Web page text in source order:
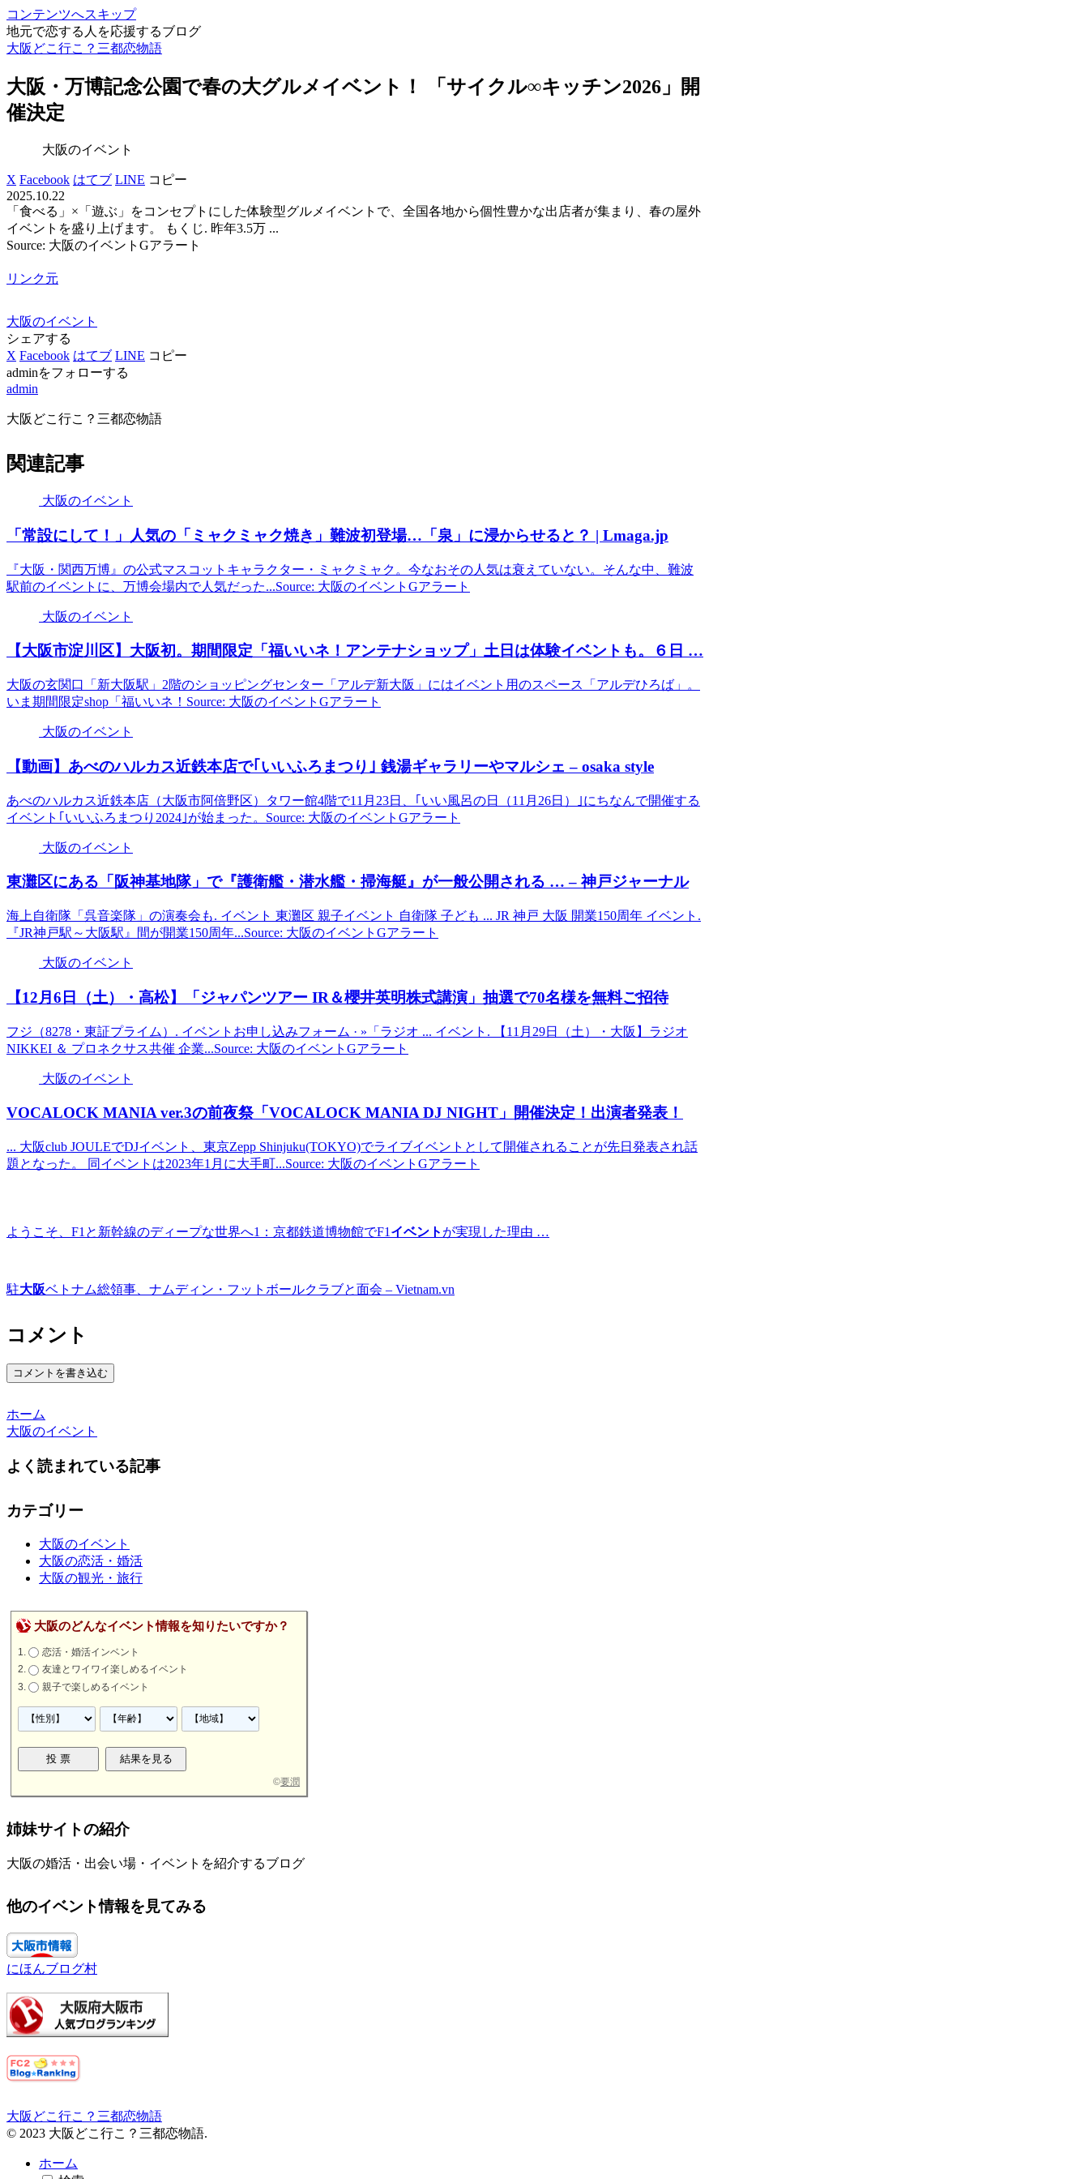
コンテンツへスキップ
地元で恋する人を応援するブログ
大阪どこ行こ？三都恋物語
大阪 ・万博記念公園で春の大グルメイベント ！ 「サイクル∞キッチン2026」開
催決定
大阪のイベント
X Facebook はてブ LINE コピー
2025.10.22
「食べる」×「遊ぶ」をコンセプトにした体験型グルメイベントで、全国各地から個性豊かな出店者が集まり、春の屋外
イベントを盛り上げます。 もくじ. 昨年3.5万 ...
Source: 大阪のイベントGアラート
リンク元
大阪のイベント
シェアする
X Facebook はてブ LINE コピー
adminをフォローする
admin
大阪どこ行こ？三都恋物語
関連記事
大阪のイベント
「常設にして！」人気の「ミャクミャク焼き」難波初登場…「泉」に浸からせると？ | Lmaga.jp
『大阪・関西万博』の公式マスコットキャラクター・ミャクミャク。今なおその人気は衰えていない。そんな中、難波
駅前のイベントに、万博会場内で人気だった...Source: 大阪のイベントGアラート
大阪のイベント
【大阪市淀川区】 大阪初。期間限定「福いいネ！アンテナショップ」土日は体験イベント も。６日 …
大阪の玄関口「新大阪駅」2階のショッピングセンター「アルデ新大阪」にはイベント用のスペース「アルデひろば」。
いま期間限定shop「福いいネ！Source: 大阪のイベントGアラート
大阪のイベント
【動画】あべのハルカス近鉄本店で｢いいふろまつり｣ 銭湯ギャラリーやマルシェ – osaka style
あべのハルカス近鉄本店（大阪市阿倍野区）タワー館4階で11月23日、｢いい風呂の日（11月26日）｣にちなんで開催する
イベント｢いいふろまつり2024｣が始まった。Source: 大阪のイベントGアラート
大阪のイベント
東灘区にある「阪神基地隊」で『護衛艦・潜水艦・掃海艇』が一般公開される … – 神戸ジャーナル
海上自衛隊「呉音楽隊」の演奏会も. イベント 東灘区 親子イベント 自衛隊 子ども ... JR 神戸 大阪 開業150周年 イベント.
『JR神戸駅～大阪駅』間が開業150周年...Source: 大阪のイベントGアラート
大阪のイベント
【12月6日（土）・高松】「ジャパンツアー IR＆櫻井英明株式講演」抽選で70名様を無料ご招待
フジ（8278・東証プライム）. イベントお申し込みフォーム · »「ラジオ ... イベント. 【11月29日（土）・大阪】ラジオ
NIKKEI ＆ プロネクサス共催 企業...Source: 大阪のイベントGアラート
大阪のイベント
VOCALOCK MANIA ver.3の前夜祭「VOCALOCK MANIA DJ NIGHT」開催決定！出演者発表！
... 大阪club JOULEでDJイベント、東京Zepp Shinjuku(TOKYO)でライブイベントとして開催されることが先日発表され話
題となった。 同イベントは2023年1月に大手町...Source: 大阪のイベントGアラート
ようこそ、F1と新幹線のディープな世界へ1：京都鉄道博物館でF1 イベント が実現した理由 …
駐大阪ベトナム総領事、ナムディン・フットボールクラブと面会 – Vietnam.vn
コメント
コメントを書き込む
ホーム
大阪のイベント
よく読まれている記事
カテゴリー
大阪のイベント
大阪の恋活・婚活
大阪の観光・旅行
大阪のどんなイベント情報を知りたいですか？
恋活・婚活インベント
友達とワイワイ楽しめるイベント
親子で楽しめるイベント
©要潤
姉妹サイトの紹介
大阪の婚活・出会い場・イベントを紹介するブログ
他のイベント情報を見てみる
にほんブログ村
大阪どこ行こ？三都恋物語
© 2023 大阪どこ行こ？三都恋物語.
ホーム